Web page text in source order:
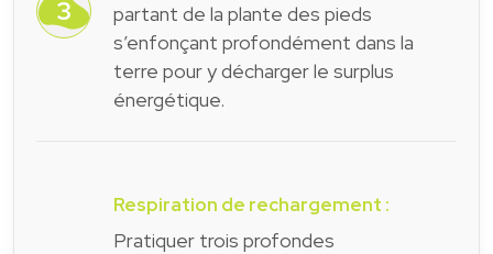
partant de la plante des pieds
s’enfonçant profondément dans la
terre pour y décharger le surplus
énergétique.
Respiration de rechargement :
Pratiquer trois profondes